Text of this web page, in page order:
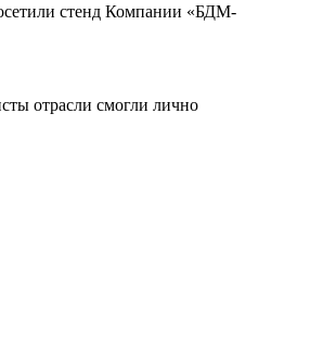
стенд Компании «БДМ-
отрасли смогли лично